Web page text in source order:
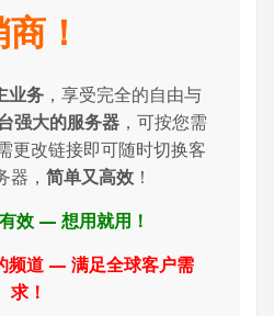
！
业务 ，享受完全的自由与
强大的服务器，可按您需
更改链接即可随时切换客
器， 简单又高效 ！
效 — 想用就用！
频道 — 满足全球客户需
求！